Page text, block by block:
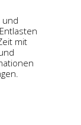
und
mit